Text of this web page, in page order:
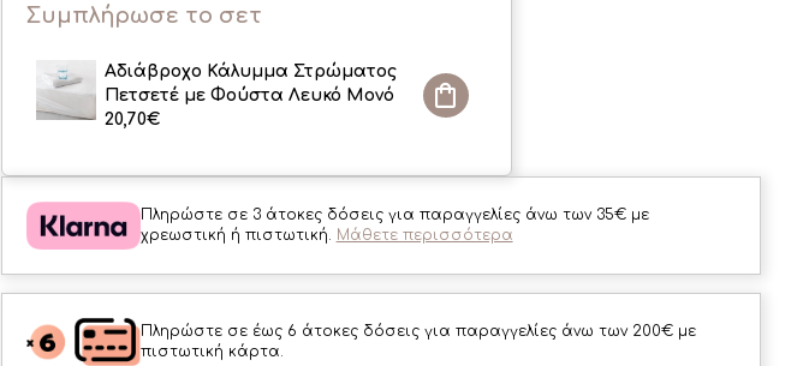
Συμπλήρωσε το σετ
Αδιάβροχο Κάλυμμα Στρώματος
Πετσετέ με Φούστα Λευκό Μονό
20,70€
Πληρώστε σε 3 άτοκες δόσεις για παραγγελίες άνω των 35€ με
χρεωστική ή πιστωτική. Μάθετε περισσότερα
Πληρώστε σε έως 6 άτοκες δόσεις για παραγγελίες άνω των 200€ με
πιστωτική κάρτα.